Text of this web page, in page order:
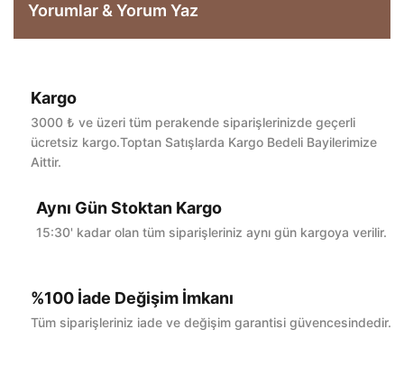
Yorumlar & Yorum Yaz
Bu ürüne ilk yorumu siz yapın!
Kargo
3000 ₺ ve üzeri tüm perakende siparişlerinizde geçerli
ücretsiz kargo.Toptan Satışlarda Kargo Bedeli Bayilerimize
Aittir.
Aynı Gün Stoktan Kargo
15:30' kadar olan tüm siparişleriniz aynı gün kargoya verilir.
%100 İade Değişim İmkanı
Tüm siparişleriniz iade ve değişim garantisi güvencesindedir.